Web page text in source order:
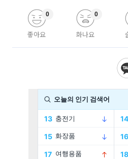
좋아요
0
화나요
0